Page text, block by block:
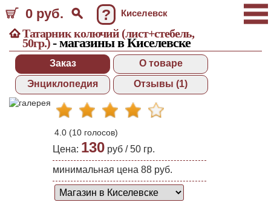
0 руб. ? Киселевск
Татарник колючий (лист+стебель,
50гр.)- магазины в Киселевске
Заказ
О товаре
Энциклопедия
Отзывы (1)
4.0 (10 голосов)
Цена: 130 руб /50 гр.
минимальная цена 88 руб.